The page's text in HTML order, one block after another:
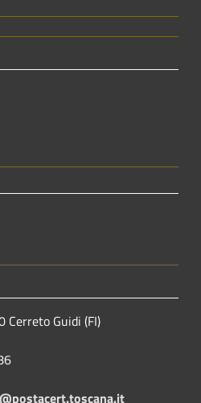
Cerreto Guidi (FI)